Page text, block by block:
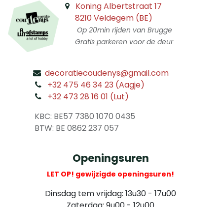
Koning Albertstraat 17
8210 Veldegem (BE)
Op 20min rijden van Brugge
Gratis parkeren voor de deur
decoratiecoudenys@gmail.com
+32 475 46 34 23 (Aagje)
+32 473 28 16 01 (Lut)
KBC: BE57 7380 1070 0435
​ BTW: BE 0862 237 057
Openingsuren
LET OP! gewijzigde openingsuren!
Dinsdag tem vrijdag: 13u30 - 17u00